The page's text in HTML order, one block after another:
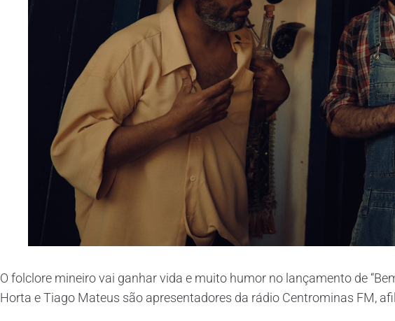
O folclore mineiro vai ganhar vida e muito humor no lançamento de
Horta e Tiago Mateus são apresentadores da rádio Centrominas FM,